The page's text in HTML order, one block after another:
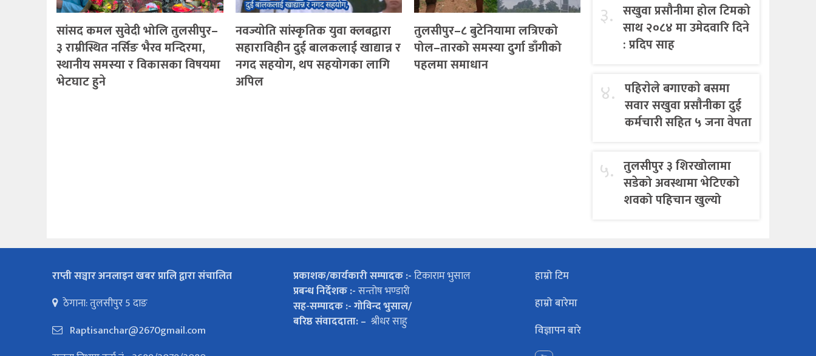
सांसद कमल सुवेदी भोलि तुलसीपुर–
३ राम्रीस्थित नर्सिङ भैरव मन्दिरमा,
स्थानीय समस्या र विकासका विषयमा
भेटघाट हुने
नवज्योति सांस्कृतिक युवा क्लबद्वारा
सहाराविहीन दुई बालकलाई खाद्यान्न र
नगद सहयोग, थप सहयोगका लागि
अपिल
तुलसीपुर–८ बुटेनियामा लत्रिएको
पोल–तारको समस्या दुर्गा डाँगीको
पहलमा समाधान
३. सखुवा प्रसौनीमा होल टिमको
साथ २०८४ मा उमेदवारि दिने
: प्रदिप साह
४. पहिराेले बगाएकाे बसमा
सवार सखुवा प्रसाैनीका दुई
कर्मचारी सहित ५ जना वेपता
५. तुलसीपुर ३ शिरखोलामा
सडेको अवस्थामा भेटिएको
शवको पहिचान खुल्यो
राप्ती सञ्चार अनलाइन खबर प्रालि द्वारा संचालित
ठेगाना: तुलसीपुर 5 दाङ
Raptisanchar@2670gmail.com
प्रकाशक/कार्यकारी सम्पादक :-टिकाराम भुसाल
प्रबन्ध निर्देशक :-सन्तोष भण्डारी
सह-सम्पादक :- गोविन्द भुसाल/
बरिष्ठ संवाददाता: – श्रीधर साहु
हाम्रो टिम
हाम्रो बारेमा
विज्ञापन बारे